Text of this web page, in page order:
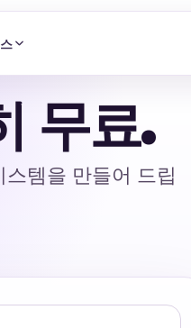
무료.
템을 만들어 드립